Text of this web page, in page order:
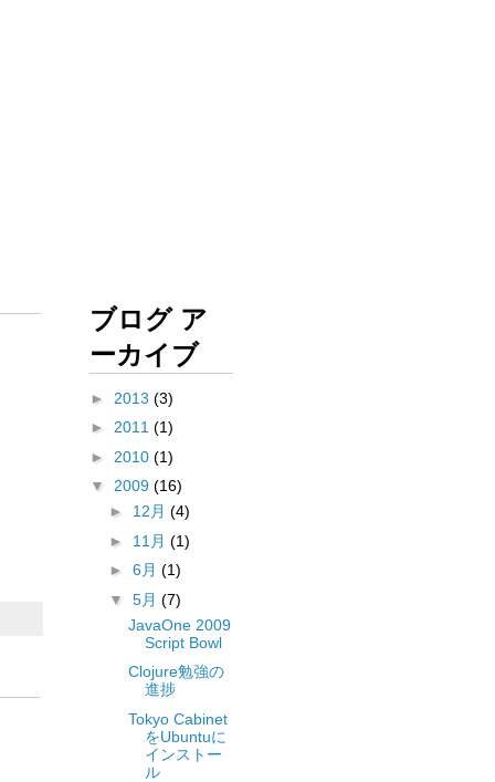
ブログ ア
ーカイブ
► 2013 (3)
► 2011 (1)
► 2010 (1)
▼ 2009 (16)
► 12月 (4)
► 11月 (1)
► 6月 (1)
▼ 5月 (7)
JavaOne 2009
Script Bowl
Clojure勉強の
進捗
Tokyo Cabinet
をUbuntuに
インストー
ル